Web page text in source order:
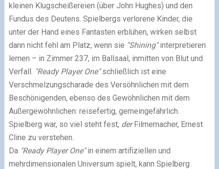
kleinen Klugscheißereien (über John Hughes) und den
Fundus des Deutens. Spielbergs verlorene Kinder, die
unter der Hand eines Fantasten erblühen, wirken selbst
dann nicht fehl am Platz, wenn sie "Shining"interpretieren
lernen – in Zimmer 237, im Ballsaal, inmitten von Blut und
Verfall. "Ready Player One"schließlich ist eine
Verschmelzungscharade des Versöhnlichen mit dem
Beschönigenden, ebenso des Gewöhnlichen mit dem
Außergewöhnlichen: reisefertig, gemeingefährlich.
Spielberg war, so viel steht fest, derFilmemacher, Ernest
Cline zu verstehen.
Da "Ready Player One"in einem artifiziellen und
mehrdimensionalen Universum spielt, kann Spielberg